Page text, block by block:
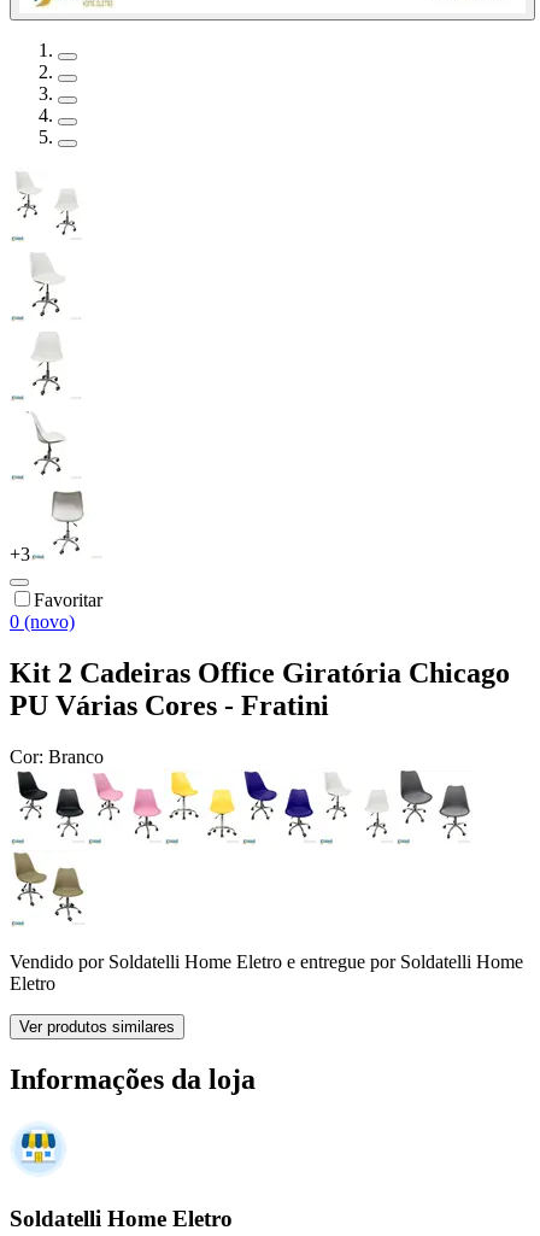
+3
Favoritar
0 (novo)
Kit 2 Cadeiras Office Giratória Chicago
PU Várias Cores - Fratini
Cor: Branco
Vendido por Soldatelli Home Eletro e entregue por Soldatelli Home
Eletro
Ver produtos similares
Informações da loja
Soldatelli Home Eletro